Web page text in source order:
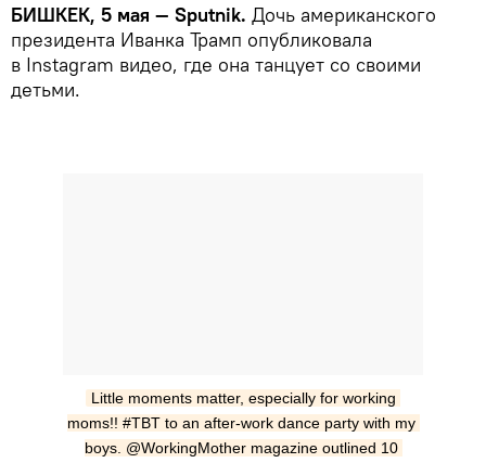
БИШКЕК, 5 мая — Sputnik. Дочь американского
президента Иванка Трамп опубликовала
в Instagram видео, где она танцует со своими
детьми.
Little moments matter, especially for working
moms!! #TBT to an after-work dance party with my
boys. @WorkingMother magazine outlined 10